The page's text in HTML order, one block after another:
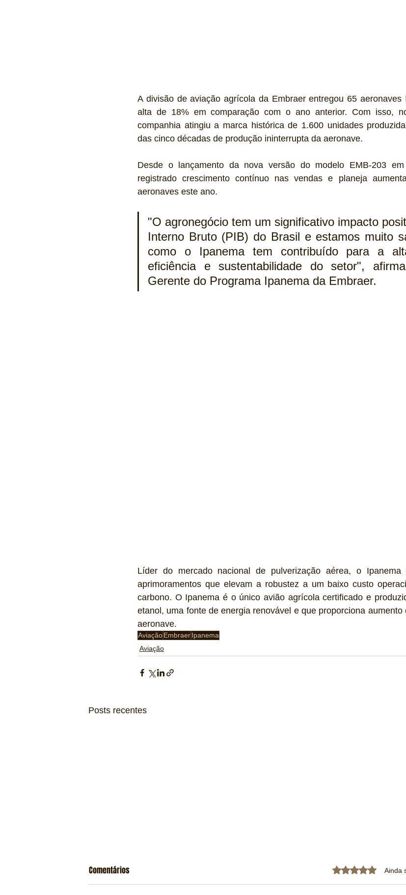
A divisão de aviação agrícola da Embraer entregou 65 aeronaves
alta de 18% em comparação com o ano anterior. Com isso,
companhia atingiu a marca histórica de 1.600 unidades
das cinco décadas de produção ininterrupta da aeronave.
Desde o lançamento da nova versão do modelo EMB-203
registrado crescimento contínuo nas vendas e planeja
aeronaves este ano.
"O agronegócio tem um significativo impacto
Interno Bruto (PIB) do Brasil e estamos muito
como o Ipanema tem contribuído para a
eficiência e sustentabilidade do setor",
Gerente do Programa Ipanema da Embraer.
Líder do mercado nacional de pulverização aérea, o Ipanema
aprimoramentos que elevam a robustez a um baixo custo
carbono. O Ipanema é o único avião agrícola certificado e
etanol, uma fonte de energia renovável e que proporciona
aeronave.
AviaçãoEmbraerIpanema
Aviação
Posts recentes
Comentários Avaliado com 0Ainda